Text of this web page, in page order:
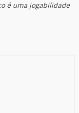
é uma jogabilidade